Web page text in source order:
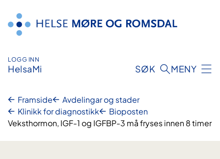
innhald
LOGG INN
HelsaMi SØK MENY
Framside
Avdelingar og stader
Klinikk for diagnostikk
Bioposten
Veksthormon, IGF-1 og IGFBP-3 må fryses innen 8 timer